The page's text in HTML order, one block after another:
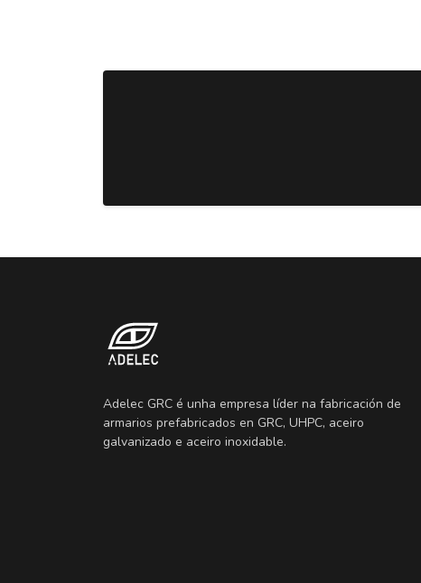
Adelec GRC é unha empresa líder na fabricación de
armarios prefabricados en GRC, UHPC, aceiro
galvanizado e aceiro inoxidable.